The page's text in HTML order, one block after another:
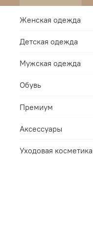
Женская одежда
Детская одежда
Мужская одежда
Обувь
Премиум
Аксессуары
Уходовая косметика